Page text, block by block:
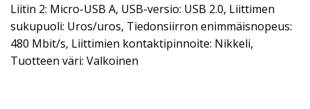
Liitin 2: Micro-USB A, USB-versio: USB 2.0, Liittimen
sukupuoli: Uros/uros, Tiedonsiirron enimmäisnopeus:
480 Mbit/s, Liittimien kontaktipinnoite: Nikkeli,
Tuotteen väri: Valkoinen